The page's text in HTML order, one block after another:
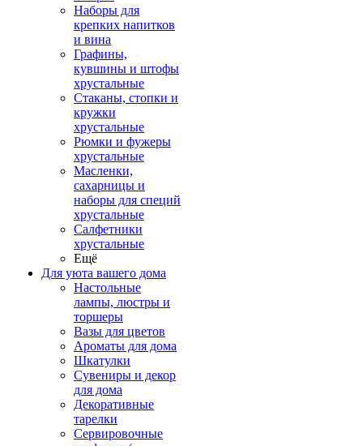
Наборы для
крепких напитков
и вина
Графины,
кувшины и штофы
хрустальные
Стаканы, стопки и
кружки
хрустальные
Рюмки и фужеры
хрустальные
Масленки,
сахарницы и
наборы для специй
хрустальные
Салфетники
хрустальные
Ещё
Для уюта вашего дома
Настольные
лампы, люстры и
торшеры
Вазы для цветов
Ароматы для дома
Шкатулки
Сувениры и декор
для дома
Декоративные
тарелки
Сервировочные